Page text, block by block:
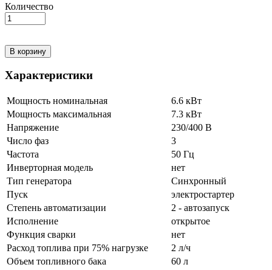
Количество
В корзину
Характеристики
Мощность номинальная
6.6 кВт
Мощность максимальная
7.3 кВт
Напряжение
230/400 В
Число фаз
3
Частота
50 Гц
Инверторная модель
нет
Тип генератора
Синхронный
Пуск
электростартер
Степень автоматизации
2 - автозапуск
Исполнение
открытое
Функция сварки
нет
Расход топлива при 75% нагрузке
2 л/ч
Объем топливного бака
60 л